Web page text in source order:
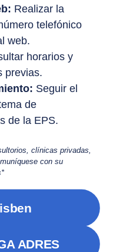
Realizar la
telefónico
web.
horarios y
previas.
Seguir el
de
de la EPS.
clínicas privadas,
con su
ADRES